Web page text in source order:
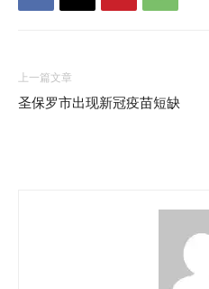
上一篇文章
圣保罗市出现新冠疫苗短缺